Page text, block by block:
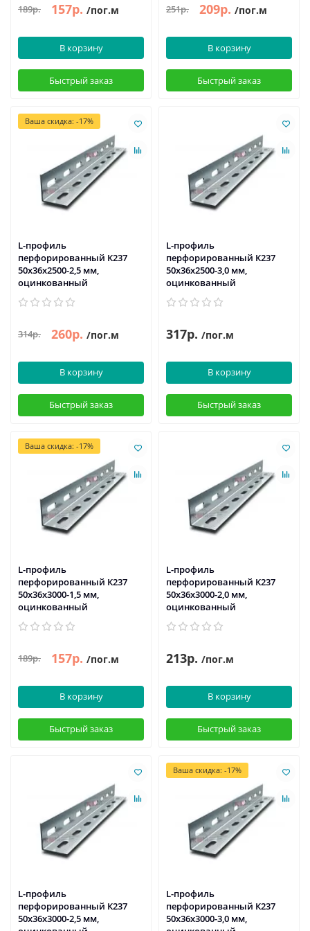
189р. 157р. /пог.м
В корзину
Быстрый заказ
251р. 209р. /пог.м
В корзину
Быстрый заказ
Ваша скидка: -17%
L-профиль
перфорированный К237
50x36x2500-2,5 мм,
оцинкованный
314р. 260р. /пог.м
В корзину
Быстрый заказ
L-профиль
перфорированный К237
50x36x2500-3,0 мм,
оцинкованный
317р. /пог.м
В корзину
Быстрый заказ
Ваша скидка: -17%
L-профиль
перфорированный К237
50x36x3000-1,5 мм,
оцинкованный
189р. 157р. /пог.м
В корзину
Быстрый заказ
L-профиль
перфорированный К237
50x36x3000-2,0 мм,
оцинкованный
213р. /пог.м
В корзину
Быстрый заказ
L-профиль
перфорированный К237
50x36x3000-2,5 мм,
Ваша скидка: -17%
L-профиль
перфорированный К237
50x36x3000-3,0 мм,